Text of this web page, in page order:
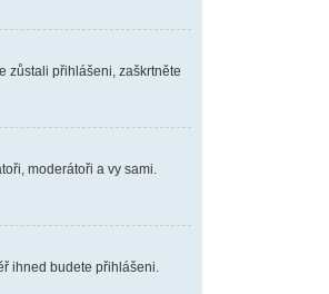
zůstali přihlášeni, zaškrtněte
moderátoři a vy sami.
ihned budete přihlášeni.